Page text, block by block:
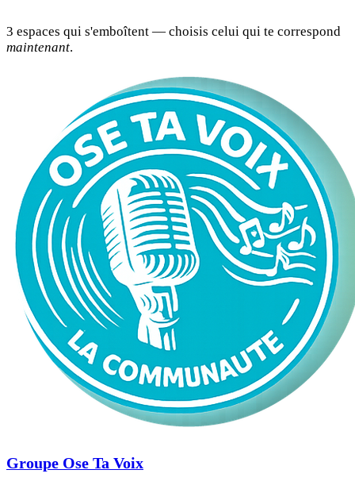
3 espaces qui s'emboîtent — choisis celui qui te correspond
maintenant.
Groupe Ose Ta Voix